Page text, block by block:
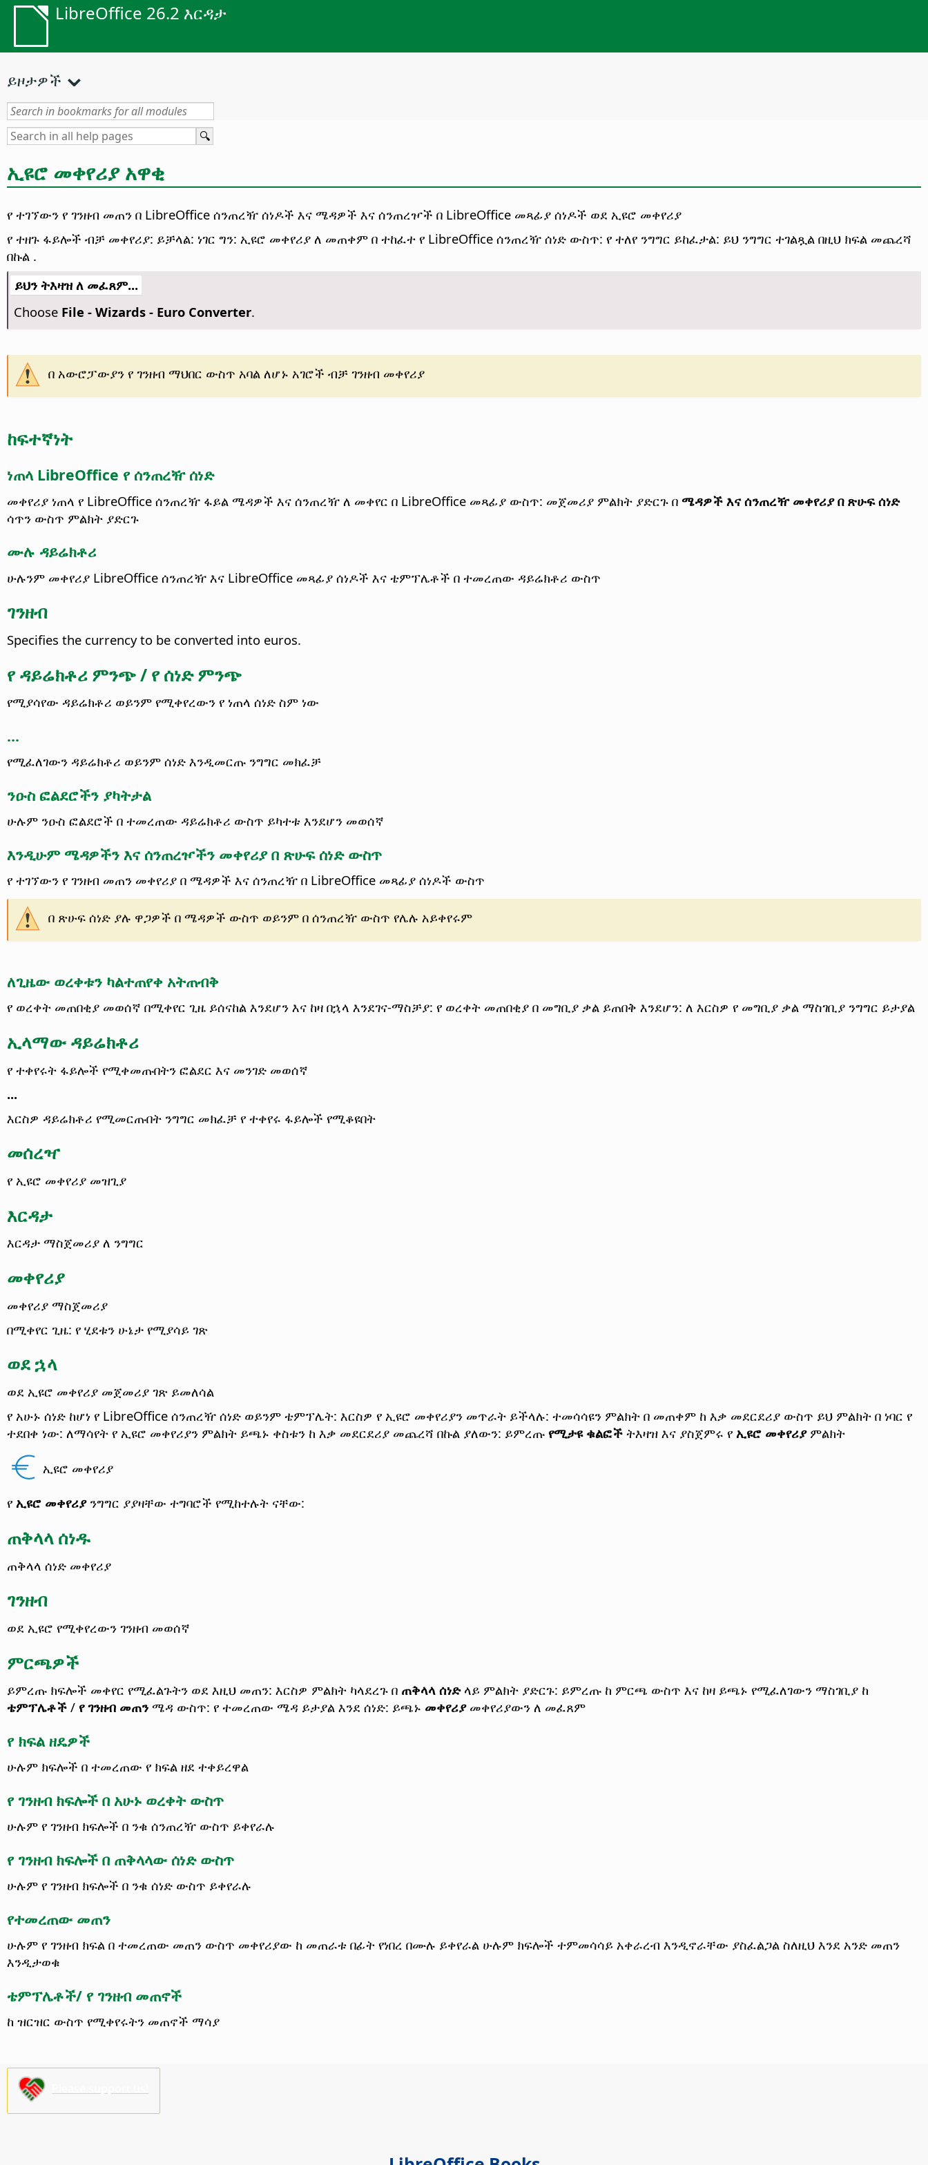
LibreOffice 26.2 እርዳታ
ይዞታዎች
ኢዩሮ መቀየሪያ አዋቂ
የ ተገኘውን የ ገንዘብ መጠን በ LibreOffice ሰንጠረዥ ሰነዶች እና ሜዳዎች እና ሰንጠረዦች በ LibreOffice መጻፊያ ሰነዶች ወደ ኢዩሮ መቀየሪያ
የ ተዘጉ ፋይሎች ብቻ መቀየሪያ: ይቻላል: ነገር ግን: ኢዩሮ መቀየሪያ ለ መጠቀም በ ተከፈተ የ LibreOffice ሰንጠረዥ ሰነድ ውስጥ: የ ተለየ ንግግር ይከፈታል: ይህ ንግግር ተገልጿል በዚህ ክፍል መጨረሻ
በኩል .
ይህን ትእዛዝ ለ መፈጸም...
Choose File - Wizards - Euro Converter.
በ አውሮፓውያን የ ገንዘብ ማህበር ውስጥ አባል ለሆኑ አገሮች ብቻ ገንዘብ መቀየሪያ
ከፍተኛነት
ነጠላ LibreOffice የ ሰንጠረዥ ሰነድ
መቀየሪያ ነጠላ የ LibreOffice ሰንጠረዥ ፋይል ሜዳዎች እና ሰንጠረዥ ለ መቀየር በ LibreOffice መጻፊያ ውስጥ: መጀመሪያ ምልክት ያድርጉ በ ሜዳዎች እና ሰንጠረዥ መቀየሪያ በ ጽሁፍ ሰነድ
ሳጥን ውስጥ ምልክት ያድርጉ
ሙሉ ዳይሬክቶሪ
ሁሉንም መቀየሪያ LibreOffice ሰንጠረዥ እና LibreOffice መጻፊያ ሰነዶች እና ቴምፕሌቶች በ ተመረጠው ዳይሬክቶሪ ውስጥ
ገንዘብ
Specifies the currency to be converted into euros.
የ ዳይሬክቶሪ ምንጭ / የ ሰነድ ምንጭ
የሚያሳየው ዳይሬክቶሪ ወይንም የሚቀየረውን የ ነጠላ ሰነድ ስም ነው
...
የሚፈለገውን ዳይሬክቶሪ ወይንም ሰነድ እንዲመርጡ ንግግር መክፈቻ
ንዑስ ፎልደሮችን ያካትታል
ሁሉም ንዑስ ፎልደሮች በ ተመረጠው ዳይሬክቶሪ ውስጥ ይካተቱ እንደሆን መወሰኛ
እንዲሁም ሜዳዎችን እና ሰንጠረዦችን መቀየሪያ በ ጽሁፍ ሰነድ ውስጥ
የ ተገኘውን የ ገንዘብ መጠን መቀየሪያ በ ሜዳዎች እና ሰንጠረዥ በ LibreOffice መጻፊያ ሰነዶች ውስጥ
በ ጽሁፍ ሰነድ ያሉ ዋጋዎች በ ሜዳዎች ውስጥ ወይንም በ ሰንጠረዥ ውስጥ የሌሉ አይቀየሩም
ለጊዜው ወረቀቱን ካልተጠየቀ አትጠብቅ
የ ወረቀት መጠበቂያ መወሰኛ በሚቀየር ጊዜ ይሰናከል እንደሆን እና ከዛ በኋላ እንደገና-ማስቻያ: የ ወረቀት መጠበቂያ በ መግቢያ ቃል ይጠበቅ እንደሆን: ለ እርስዎ የ መግቢያ ቃል ማስገቢያ ንግግር ይታያል
ኢላማው ዳይሬክቶሪ
የ ተቀየሩት ፋይሎች የሚቀመጡበትን ፎልደር እና መንገድ መወሰኛ
...
እርስዎ ዳይሬክቶሪ የሚመርጡበት ንግግር መክፈቻ የ ተቀየሩ ፋይሎች የሚቆዩበት
መሰረዣ
የ ኢዩሮ መቀየሪያ መዝጊያ
እርዳታ
እርዳታ ማስጀመሪያ ለ ንግግር
መቀየሪያ
መቀየሪያ ማስጀመሪያ
በሚቀየር ጊዜ: የ ሂደቱን ሁኔታ የሚያሳይ ገጽ
ወደ ኋላ
ወደ ኢዩሮ መቀየሪያ መጀመሪያ ገጽ ይመለሳል
የ አሁኑ ሰነድ ከሆነ የ LibreOffice ሰንጠረዥ ሰነድ ወይንም ቴምፕሌት: እርስዎ የ ኢዩሮ መቀየሪያን መጥራት ይችላሉ: ተመሳሳዩን ምልክት በ መጠቀም ከ እቃ መደርደሪያ ውስጥ ይህ ምልክት በ ነባር የ
ተደበቀ ነው: ለማሳየት የ ኢዩሮ መቀየሪያን ምልክት ይጫኑ ቀስቱን ከ እቃ መደርደሪያ መጨረሻ በኩል ያለውን: ይምረጡ የሚታዩ ቁልፎች ትእዛዝ እና ያስጀምሩ የ ኢዩሮ መቀየሪያ ምልክት
ኢዩሮ መቀየሪያ
የ ኢዩሮ መቀየሪያንግግር ያያዛቸው ተግባሮች የሚከተሉት ናቸው:
ጠቅላላ ሰነዱ
ጠቅላላ ሰነድ መቀየሪያ
ገንዘብ
ወደ ኢዩሮ የሚቀየረውን ገንዘብ መወሰኛ
ምርጫዎች
ይምረጡ ክፍሎች መቀየር የሚፈልጉትን ወደ እዚህ መጠን: እርስዎ ምልክት ካላደረጉ በ ጠቅላላ ሰነድ ላይ ምልክት ያድርጉ: ይምረጡ ከ ምርጫ ውስጥ እና ከዛ ይጫኑ የሚፈለገውን ማስገቢያ ከ
ቴምፕሌቶች / የ ገንዘብ መጠን ሜዳ ውስጥ: የ ተመረጠው ሜዳ ይታያል እንደ ሰነድ: ይጫኑ መቀየሪያ መቀየሪያውን ለ መፈጸም
የ ክፍል ዘዴዎች
ሁሉም ክፍሎች በ ተመረጠው የ ክፍል ዘደ ተቀይረዋል
የ ገንዘብ ክፍሎች በ አሁኑ ወረቀት ውስጥ
ሁሉም የ ገንዘብ ክፍሎች በ ንቁ ሰንጠረዥ ውስጥ ይቀየራሉ
የ ገንዘብ ክፍሎች በ ጠቅላላው ሰነድ ውስጥ
ሁሉም የ ገንዘብ ክፍሎች በ ንቁ ሰነድ ውስጥ ይቀየራሉ
የተመረጠው መጠን
ሁሉም የ ገንዘብ ክፍል በ ተመረጠው መጠን ውስጥ መቀየሪያው ከ መጠራቱ በፊት የነበረ በሙሉ ይቀየራል ሁሉም ክፍሎች ተምመሳሳይ አቀራረብ እንዲኖራቸው ያስፈልጋል ስለዚህ እንደ አንድ መጠን
እንዲታወቁ
ቴምፕሌቶች/ የ ገንዘብ መጠኖች
ከ ዝርዝር ውስጥ የሚቀየሩትን መጠኖች ማሳያ